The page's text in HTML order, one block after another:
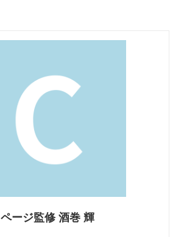
ページ監修 酒巻 輝